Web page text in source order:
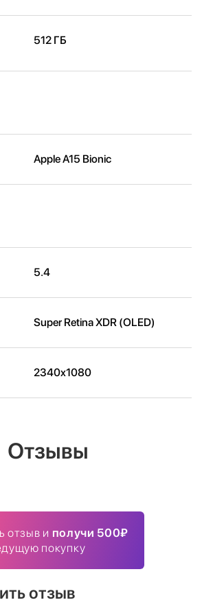
512 ГБ
Apple A15 Bionic
5.4
Super Retina XDR (OLED)
2340x1080
Отзывы
отзыв и получи 500₽
покупку
отзыв